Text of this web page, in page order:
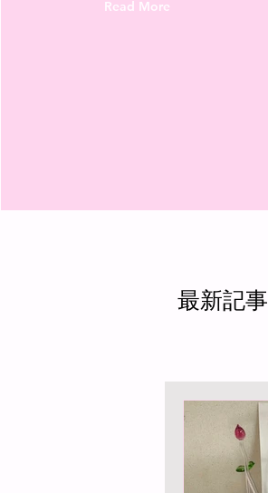
Read More
​最新記事